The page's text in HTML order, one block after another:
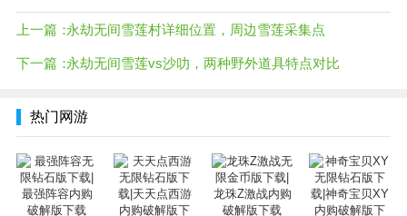
上一篇：永劫无间雪莲村详细位置，周边雪莲采集点
下一篇：永劫无间雪莲vs沙叻，两种野外道具特点对比
热门网游